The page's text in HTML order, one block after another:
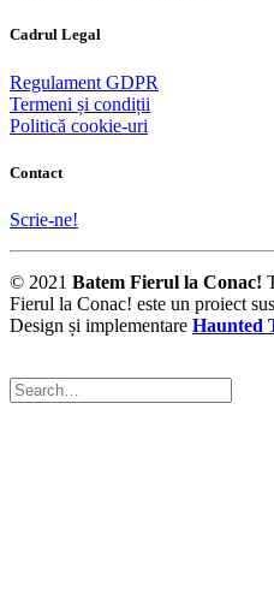
Cadrul Legal
Regulament GDPR
Termeni și condiții
Politică cookie-uri
Contact
Scrie-ne!
© 2021 Batem Fierul la Conac!
Fierul la Conac! este un proiect
Design și implementare Haunted